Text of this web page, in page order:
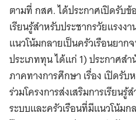
ตามที่ กสศ. ได้ประกาศเปิดรับข้
เรียนรู้สำหรับประชากรวัยแรงง
แนวโน้มกลายเป็นครัวเรือนยาก
ประเภททุน ได้แก่ 1) ประกาศส
ภาคทางการศึกษา เรื่อง เปิดรับ
ร่วมโครงการส่งเสริมการเรียน
ระบบและครัวเรือนที่มีแนวโน้ม